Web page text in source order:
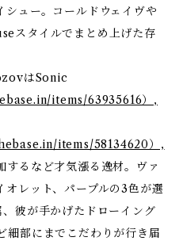
ュー。コールドウェイヴや
スタイルでまとめ上げた存
はSonic
items/63935616）,
items/58134620）,
するなど才気漲る逸材。ヴァ
オレット、パープルの3色が選
彼が手かげたドローイング
細部にまでこだわりが行き届